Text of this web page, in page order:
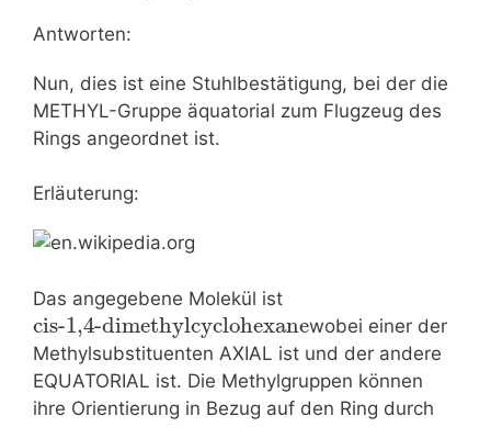
Antworten:
Nun, dies ist eine Stuhlbestätigung, bei der die
METHYL-Gruppe äquatorial zum Flugzeug des
Rings angeordnet ist.
Erläuterung:
Das angegebene Molekül ist
cis-1,4-dimethylcyclohexanewobei einer der
Methylsubstituenten AXIAL ist und der andere
EQUATORIAL ist. Die Methylgruppen können
ihre Orientierung in Bezug auf den Ring durch